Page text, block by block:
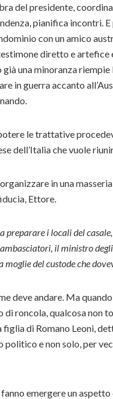
del presidente,
pianifica incontri. E
con un amico
diretto e artefice
una minoranza riempie
in guerra accanto
le trattative
dell’Italia che vuole
in una
Ettore.
preparare i locali del
il ministro
moglie del custode che
deve andare. Ma
di roncola, qualcosa non
figlia di Romano Leoni,
e non solo, per
emergere un